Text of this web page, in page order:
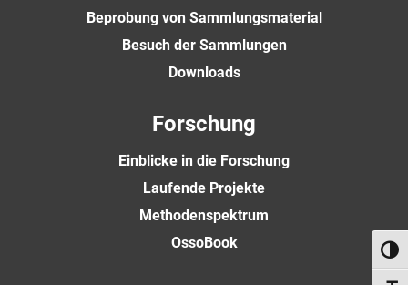
Beprobung von Sammlungsmaterial
Besuch der Sammlungen
Downloads
Forschung
Einblicke in die Forschung
Laufende Projekte
Methodenspektrum
OssoBook